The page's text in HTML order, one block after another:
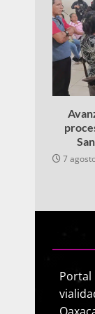
7